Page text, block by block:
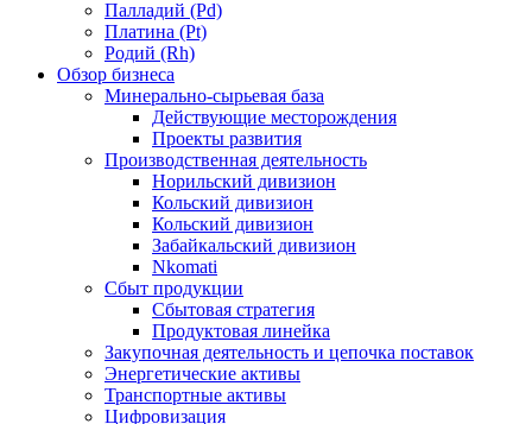
Палладий (Pd)
Платина (Pt)
Родий (Rh)
Обзор бизнеса
Минерально-сырьевая база
Действующие месторождения
Проекты развития
Производственная деятельность
Норильский дивизион
Кольский дивизион
Кольский дивизион
Забайкальский дивизион
Nkomati
Сбыт продукции
Сбытовая стратегия
Продуктовая линейка
Закупочная деятельность и цепочка поставок
Энергетические активы
Транспортные активы
Цифровизация